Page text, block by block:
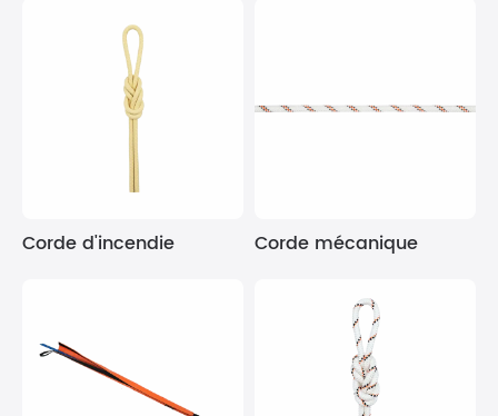
Corde d'incendie Corde mécanique